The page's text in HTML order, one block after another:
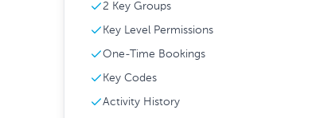
2 Key Groups
Key Level Permissions
One-Time Bookings
Key Codes
Activity History